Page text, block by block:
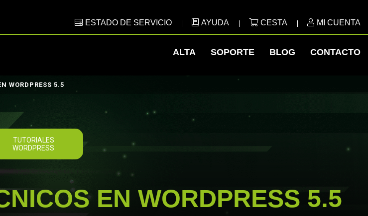
ESTADO DE SERVICIO AYUDA CESTA MI CUENTA
ALTA SOPORTE BLOG CONTACTO
WORDPRESS 5.5
TUTORIALES
WORDPRESS
EN WORDPRESS 5.5